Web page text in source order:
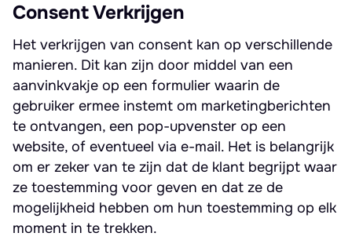
Consent Verkrijgen
Het verkrijgen van consent kan op verschillende
manieren. Dit kan zijn door middel van een
aanvinkvakje op een formulier waarin de
gebruiker ermee instemt om marketingberichten
te ontvangen, een pop-upvenster op een
website, of eventueel via e-mail. Het is belangrijk
om er zeker van te zijn dat de klant begrijpt waar
ze toestemming voor geven en dat ze de
mogelijkheid hebben om hun toestemming op elk
moment in te trekken.